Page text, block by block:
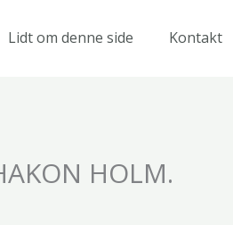
Lidt om denne side Kontakt
HOLM.